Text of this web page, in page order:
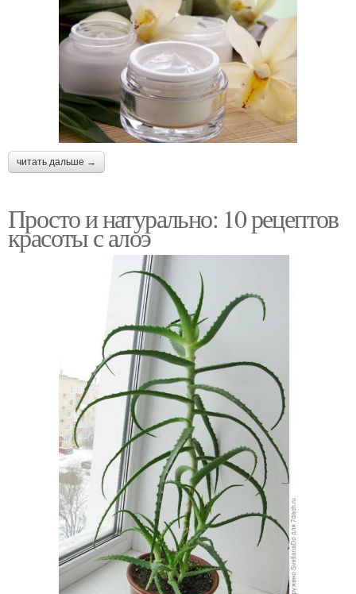
читать дальше →
Просто и натурально: 10 рецептов
красоты с алоэ